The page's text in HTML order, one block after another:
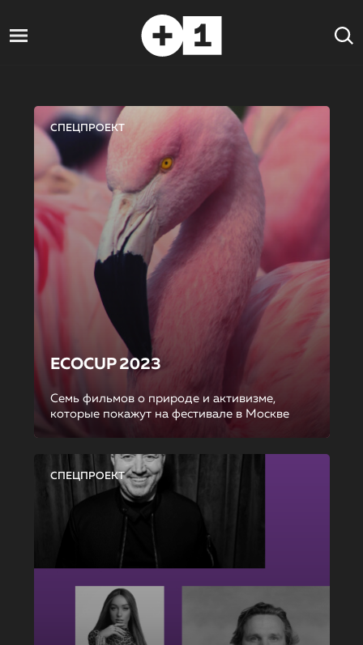
СПЕЦПРОЕКТ
ECOCUP 2023
Семь фильмов о природе и активизме,
которые покажут на фестивале в Москве
СПЕЦПРОЕКТ